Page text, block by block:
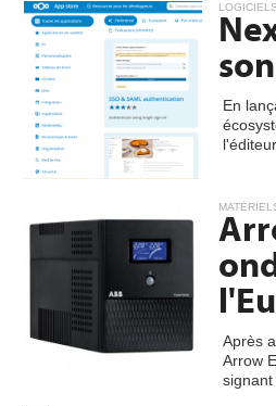
LOGICIELS
En
Après
Arrow
signant